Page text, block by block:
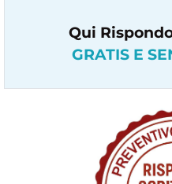
Qui
GRATIS E